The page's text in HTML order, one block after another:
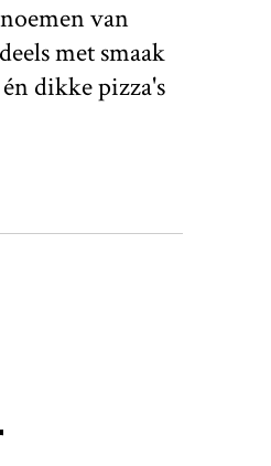
van
met smaak
dikke pizza's